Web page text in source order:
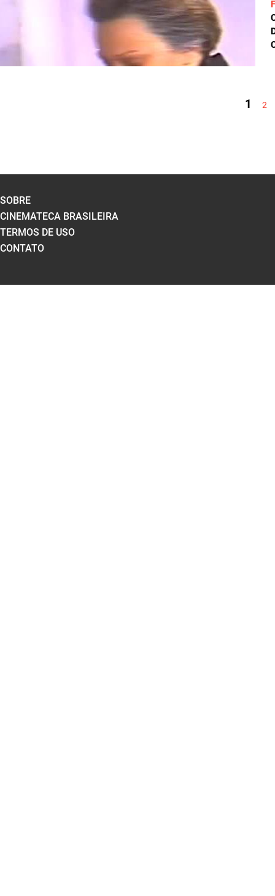
1 2
SOBRE
CINEMATECA BRASILEIRA
TERMOS DE USO
CONTATO